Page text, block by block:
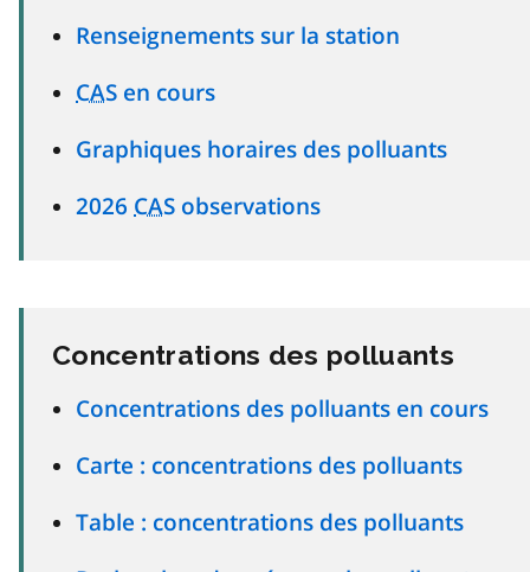
Renseignements sur la station
CAS en cours
Graphiques horaires des polluants
2026 CAS observations
Concentrations des polluants
Concentrations des polluants en cours
Carte : concentrations des polluants
Table : concentrations des polluants